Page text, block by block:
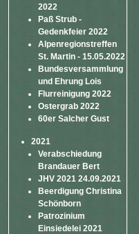
2022
Paß Strub -
Gedenkfeier 2022
Alpenregionstreffen
St. Martin - 15.05.2022
Bundesversammlung
und Ehrung Lois
Flurreinigung 2022
Ostergrab 2022
60er Salcher Gust
2021
Verabschiedung
Brandauer Bert
JHV 2021 24.09.2021
Beerdigung Christina
Schönborn
Patrozinium
Einsiedelei 2021